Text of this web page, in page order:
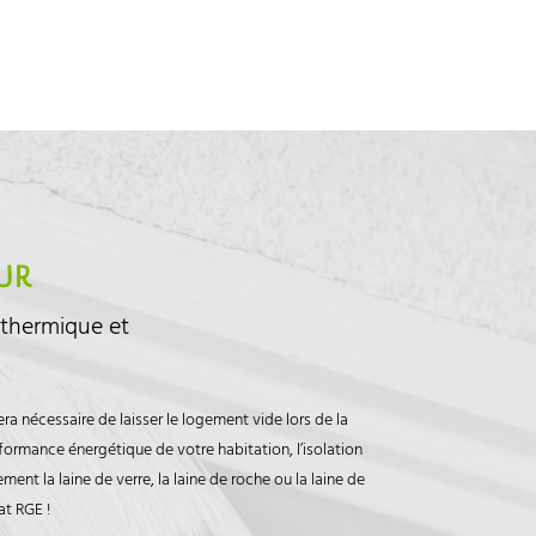
et
nécessaire de laisser le logement vide lors de la
énergétique de votre habitation, l’isolation
la laine de verre, la laine de roche ou la laine de
RGE !